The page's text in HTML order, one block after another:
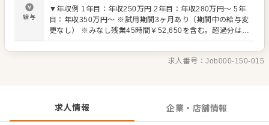
閉店準備、清掃 ・お席へのご案内、オーダーテイク、レジ
対応など接客全般 ・ドリンク作り、提供 ・テーブルの片づ
け ・予約管理、電話対応 など 入社後はスキルに合わせた
ましょう。先輩スタッフがあなたの成長をサポートします
ので、経験が浅い方も安心してスタートできる環境です。
転職支援窓口』までお問合せください！
給与
▼年収例 1年目：年収250万円 2年目：年収280万円～ 5年
目：年収350万円～ ※試用期間3ヶ月あり（期間中の給与変
更なし） ※みなし残業45時間￥52,650を含む。超過分は別
途支給。
求人番号：Job000-150-015
求人情報 企業・店舗情報